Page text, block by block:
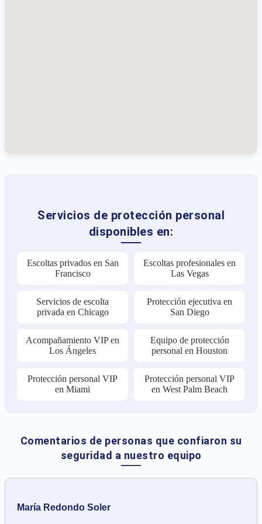
Servicios de protección personal
disponibles en:
Escoltas privados en San
Francisco
Escoltas profesionales en
Las Vegas
Servicios de escolta
privada en Chicago
Protección ejecutiva en
San Diego
Acompañamiento VIP en
Los Ángeles
Equipo de protección
personal en Houston
Protección personal VIP
en Miami
Protección personal VIP
en West Palm Beach
Comentarios de personas que confiaron su
seguridad a nuestro equipo
María Redondo Soler